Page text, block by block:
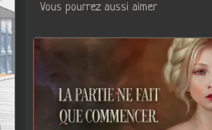
Vous pourrez aussi aimer